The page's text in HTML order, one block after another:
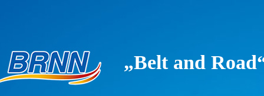
„Belt and